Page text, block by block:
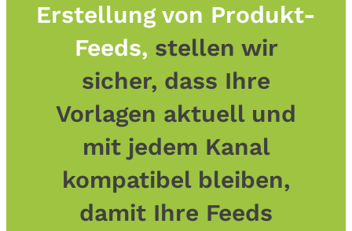
Erstellung von Produkt-
Feeds, stellen wir
sicher, dass Ihre
Vorlagen aktuell und
mit jedem Kanal
kompatibel bleiben,
damit Ihre Feeds